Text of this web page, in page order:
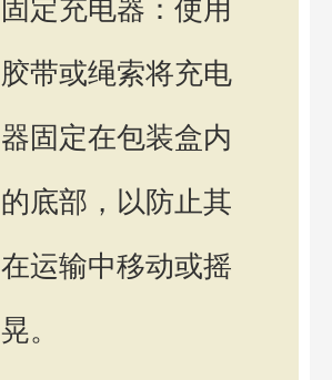
固定充电器：使用
胶带或绳索将充电
器固定在包装盒内
的底部，以防止其
在运输中移动或摇
晃。